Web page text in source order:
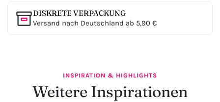
DISKRETE VERPACKUNG
Versand nach Deutschland ab 5,90 €
INSPIRATION & HIGHLIGHTS
Weitere Inspirationen